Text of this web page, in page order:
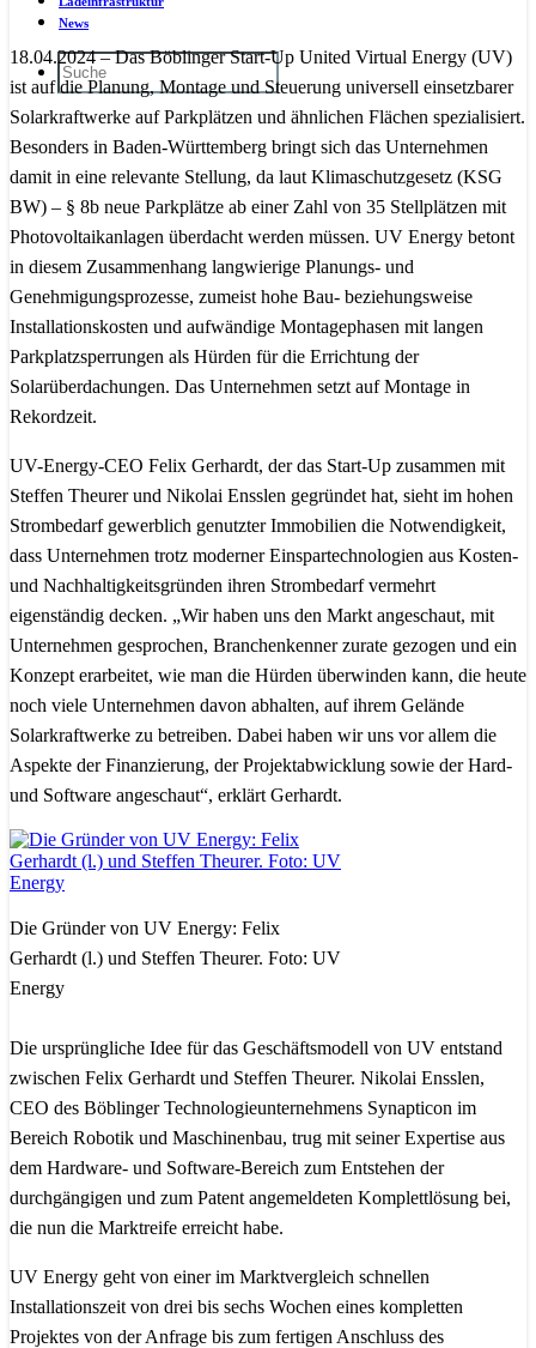
News
18.04.2024 – Das Böblinger Start-Up United Virtual Energy (UV)
ist auf die Planung, Montage und Steuerung universell einsetzbarer
Solarkraftwerke auf Parkplätzen und ähnlichen Flächen spezialisiert.
Besonders in Baden-Württemberg bringt sich das Unternehmen
damit in eine relevante Stellung, da laut Klimaschutzgesetz (KSG
BW) – § 8b neue Parkplätze ab einer Zahl von 35 Stellplätzen mit
Photovoltaikanlagen überdacht werden müssen. UV Energy betont
in diesem Zusammenhang langwierige Planungs- und
Genehmigungsprozesse, zumeist hohe Bau- beziehungsweise
Installationskosten und aufwändige Montagephasen mit langen
Parkplatzsperrungen als Hürden für die Errichtung der
Solarüberdachungen. Das Unternehmen setzt auf Montage in
Rekordzeit.
UV-Energy-CEO Felix Gerhardt, der das Start-Up zusammen mit
Steffen Theurer und Nikolai Ensslen gegründet hat, sieht im hohen
Strombedarf gewerblich genutzter Immobilien die Notwendigkeit,
dass Unternehmen trotz moderner Einspartechnologien aus Kosten-
und Nachhaltigkeitsgründen ihren Strombedarf vermehrt
eigenständig decken. „Wir haben uns den Markt angeschaut, mit
Unternehmen gesprochen, Branchenkenner zurate gezogen und ein
Konzept erarbeitet, wie man die Hürden überwinden kann, die heute
noch viele Unternehmen davon abhalten, auf ihrem Gelände
Solarkraftwerke zu betreiben. Dabei haben wir uns vor allem die
Aspekte der Finanzierung, der Projektabwicklung sowie der Hard-
und Software angeschaut“, erklärt Gerhardt.
Die Gründer von UV Energy: Felix
Gerhardt (l.) und Steffen Theurer. Foto: UV
Energy
Die ursprüngliche Idee für das Geschäftsmodell von UV entstand
zwischen Felix Gerhardt und Steffen Theurer. Nikolai Ensslen,
CEO des Böblinger Technologieunternehmens Synapticon im
Bereich Robotik und Maschinenbau, trug mit seiner Expertise aus
dem Hardware- und Software-Bereich zum Entstehen der
durchgängigen und zum Patent angemeldeten Komplettlösung bei,
die nun die Marktreife erreicht habe.
UV Energy geht von einer im Marktvergleich schnellen
Installationszeit von drei bis sechs Wochen eines kompletten
Projektes von der Anfrage bis zum fertigen Anschluss des